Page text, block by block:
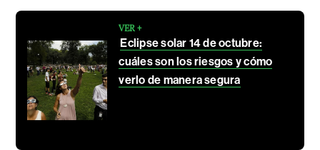
VER +
Eclipse solar 14 de octubre:
cuáles son los riesgos y cómo
verlo de manera segura